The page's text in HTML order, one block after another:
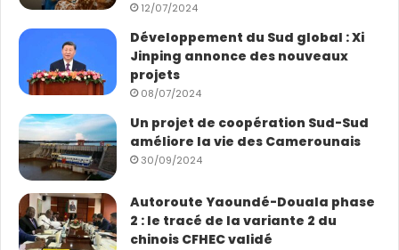
12/07/2024
Développement du Sud global : Xi
Jinping annonce des nouveaux
projets
08/07/2024
Un projet de coopération Sud-Sud
améliore la vie des Camerounais
30/09/2024
Autoroute Yaoundé-Douala phase
2 : le tracé de la variante 2 du
chinois CFHEC validé